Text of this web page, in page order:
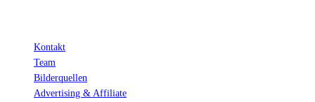
Kontakt
Team
Bilderquellen
Advertising & Affiliate